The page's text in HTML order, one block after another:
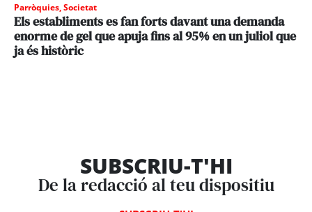
Parròquies,Societat
Els establiments es fan forts davant una demanda
enorme de gel que apuja fins al 95% en un juliol que
ja és històric
SUBSCRIU-T'HI
De la redacció al teu dispositiu